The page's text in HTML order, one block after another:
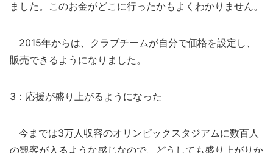
ました。このお金がどこに行ったかもよくわかりません。
2015年からは、クラブチームが自分で価格を設定し、
販売できるようになりました。
3：応援が盛り上がるようになった
今までは3万人収容のオリンピックスタジアムに数百人
の観客が入るような感じなので、どうしても盛り上がりか